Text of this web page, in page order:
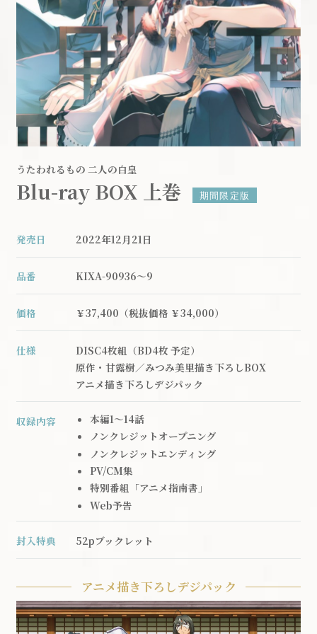
うたわれるもの 二人の白皇
Blu-ray BOX 上巻 期間限定版
発売日 2022年12月21日
品番 KIXA-90936～9
価格 ￥37,400 （税抜価格 ￥34,000）
仕様
DISC4枚組（BD4枚 予定）
原作・甘露樹／みつみ美里描き下ろしBOX
アニメ描き下ろしデジパック
収録内容
本編1～14話
ノンクレジットオープニング
ノンクレジットエンディング
PV/CM集
特別番組「アニメ指南書」
Web予告
封入特典 52pブックレット
アニメ描き下ろしデジパック